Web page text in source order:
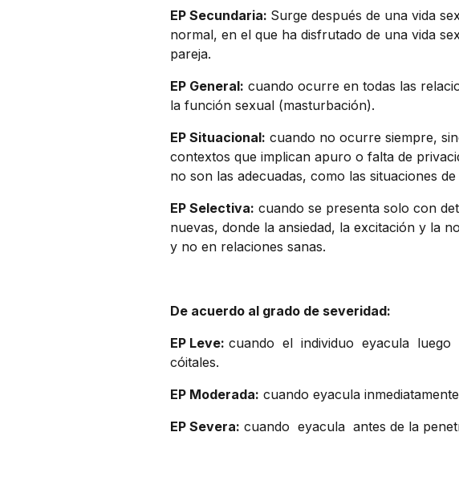
EP Secundaria: Surge después de una vida
normal, en el que ha disfrutado de una vida
pareja.
EP General: cuando ocurre en todas las
la función sexual (masturbación).
EP Situacional: cuando no ocurre siempre,
contextos que implican apuro o falta de
no son las adecuadas, como las situaciones
EP Selectiva: cuando se presenta solo con
nuevas, donde la ansiedad, la excitación y la
y no en relaciones sanas.
De acuerdo al grado de severidad:
EP Leve: cuando el individuo eyacula luego
cóitales.
EP Moderada: cuando eyacula
EP Severa: cuando eyacula antes de la